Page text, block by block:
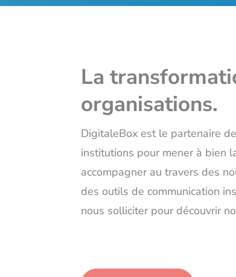
La
organisations.
DigitaleBox est le partenaire
institutions pour mener à bien
accompagner au travers des
des outils de communication
nous solliciter pour découvrir